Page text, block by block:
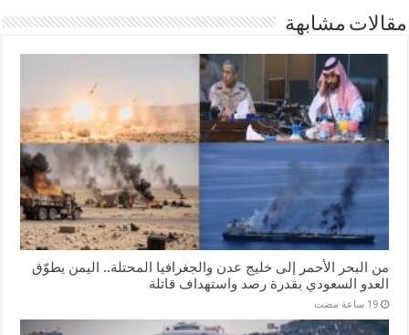
مقالات مشابهة
من البحر الأحمر إلى خليج عدن والجغرافيا المحتلة.. اليمن يطوّق
العدو السعودي بقدرة رصد واستهداف قاتلة
‏19 ساعة مضت